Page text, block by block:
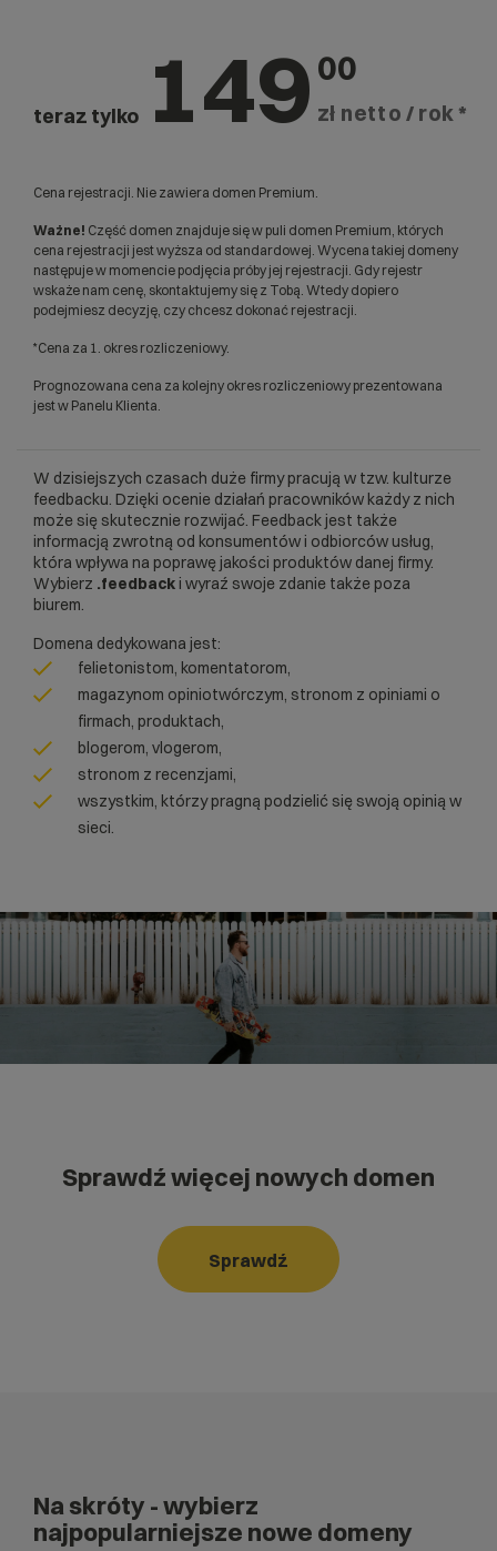
teraz tylko 149 00
zł netto / rok *
Cena rejestracji. Nie zawiera domen Premium.
Ważne! Część domen znajduje się w puli domen Premium, których
cena rejestracji jest wyższa od standardowej. Wycena takiej domeny
następuje w momencie podjęcia próby jej rejestracji. Gdy rejestr
wskaże nam cenę, skontaktujemy się z Tobą. Wtedy dopiero
podejmiesz decyzję, czy chcesz dokonać rejestracji.
*Cena za 1. okres rozliczeniowy.
Prognozowana cena za kolejny okres rozliczeniowy prezentowana
jest w Panelu Klienta.
W dzisiejszych czasach duże firmy pracują w tzw. kulturze
feedbacku. Dzięki ocenie działań pracowników każdy z nich
może się skutecznie rozwijać. Feedback jest także
informacją zwrotną od konsumentów i odbiorców usług,
która wpływa na poprawę jakości produktów danej firmy.
Wybierz .feedback i wyraź swoje zdanie także poza
biurem.
Domena dedykowana jest:
felietonistom, komentatorom,
magazynom opiniotwórczym, stronom z opiniami o
firmach, produktach,
blogerom, vlogerom,
stronom z recenzjami,
wszystkim, którzy pragną podzielić się swoją opinią w
sieci.
Sprawdź więcej nowych domen
Sprawdź
Na skróty - wybierz
najpopularniejsze nowe domeny